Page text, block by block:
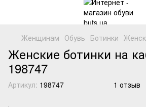
Женщинам Обувь Ботинки
Женские ботинки на
198747
Артикул: 198747 1 отзыв